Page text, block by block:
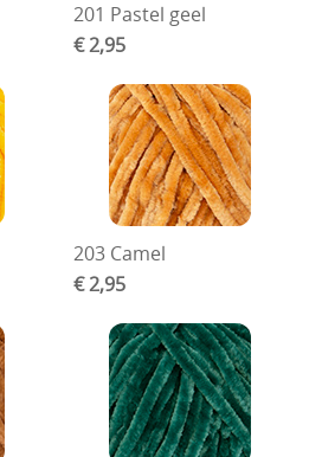
kleuren
of chenille
201 Pastel geel
€ 2,95
203 Camel
€ 2,95